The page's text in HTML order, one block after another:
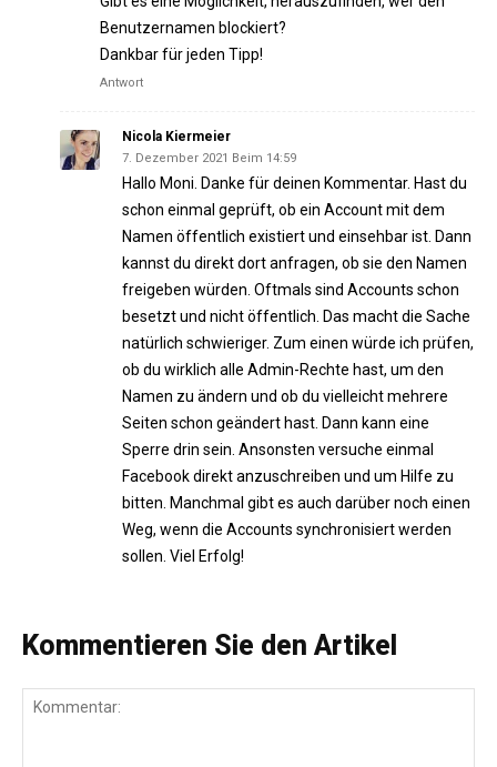
Benutzernamen blockiert?
Dankbar für jeden Tipp!
Antwort
Nicola Kiermeier
7. Dezember 2021 Beim 14:59
Hallo Moni. Danke für deinen Kommentar. Hast du
schon einmal geprüft, ob ein Account mit dem
Namen öffentlich existiert und einsehbar ist. Dann
kannst du direkt dort anfragen, ob sie den Namen
freigeben würden. Oftmals sind Accounts schon
besetzt und nicht öffentlich. Das macht die Sache
natürlich schwieriger. Zum einen würde ich prüfen,
ob du wirklich alle Admin-Rechte hast, um den
Namen zu ändern und ob du vielleicht mehrere
Seiten schon geändert hast. Dann kann eine
Sperre drin sein. Ansonsten versuche einmal
Facebook direkt anzuschreiben und um Hilfe zu
bitten. Manchmal gibt es auch darüber noch einen
Weg, wenn die Accounts synchronisiert werden
sollen. Viel Erfolg!
Kommentieren Sie den Artikel